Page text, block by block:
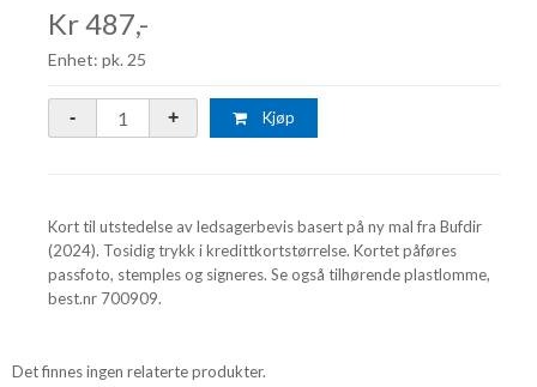
Kr 487,-
Enhet: pk. 25
Kjøp
Kort til utstedelse av ledsagerbevis basert på ny mal fra Bufdir
(2024). Tosidig trykk i kredittkortstørrelse. Kortet påføres
passfoto, stemples og signeres. Se også tilhørende plastlomme,
best.nr 700909.
Det finnes ingen relaterte produkter.